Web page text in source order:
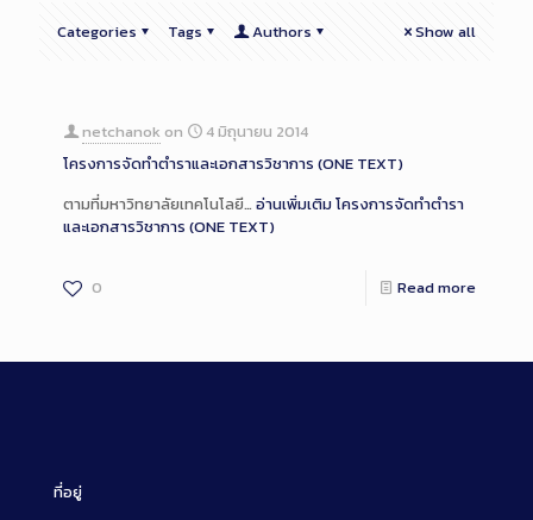
Categories Tags Authors Show all
netchanok on
4 มิถุนายน 2014
โครงการจัดทำตำราและเอกสารวิชาการ (ONE TEXT)
ตามที่มหาวิทยาลัยเทคโนโลยี… อ่านเพิ่มเติมโครงการจัดทำตำรา
และเอกสารวิชาการ (ONE TEXT)
0 Read more
ที่อยู่